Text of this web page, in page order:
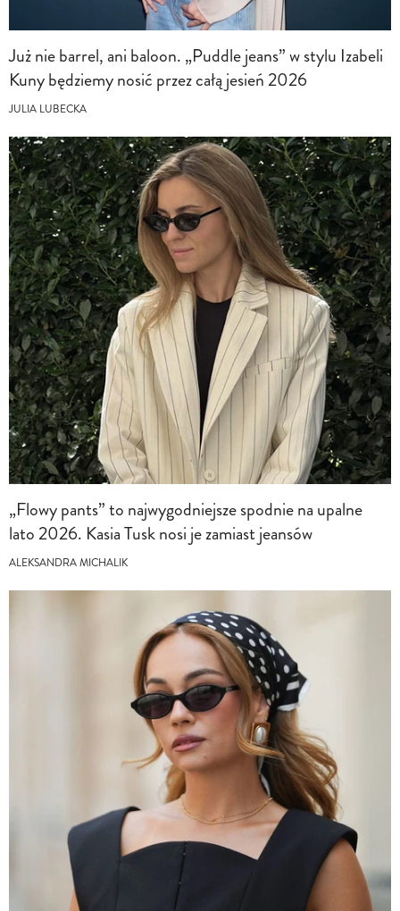
Już nie barrel, ani baloon. „Puddle jeans” w stylu Izabeli
Kuny będziemy nosić przez całą jesień 2026
JULIA LUBECKA
„Flowy pants” to najwygodniejsze spodnie na upalne
lato 2026. Kasia Tusk nosi je zamiast jeansów
ALEKSANDRA MICHALIK